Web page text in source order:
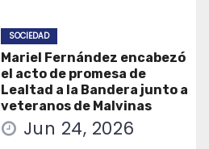
SOCIEDAD
Mariel Fernández encabezó
el acto de promesa de
Lealtad a la Bandera junto a
veteranos de Malvinas
Jun 24, 2026